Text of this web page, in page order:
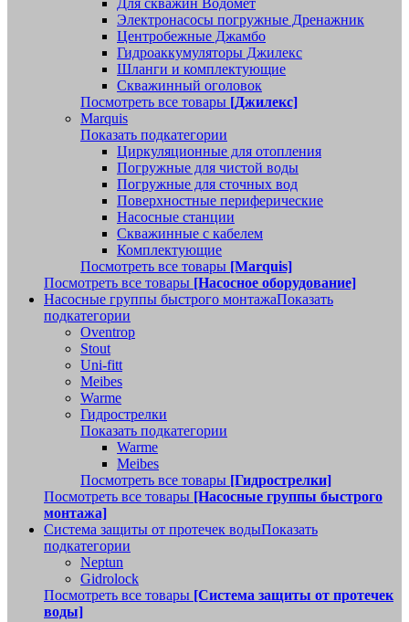
Для скважин Водомет
Электронасосы погружные Дренажник
Центробежные Джамбо
Гидроаккумуляторы Джилекс
Шланги и комплектующие
Скважинный оголовок
Посмотреть все товары [Джилекс]
Marquis
Показать подкатегории
Циркуляционные для отопления
Погружные для чистой воды
Погружные для сточных вод
Поверхностные периферические
Насосные станции
Скважинные с кабелем
Комплектующие
Посмотреть все товары [Marquis]
Посмотреть все товары [Насосное оборудование]
Насосные группы быстрого монтажаПоказать
подкатегории
Oventrop
Stout
Uni-fitt
Meibes
Warme
Гидрострелки
Показать подкатегории
Warme
Meibes
Посмотреть все товары [Гидрострелки]
Посмотреть все товары [Насосные группы быстрого
монтажа]
Система защиты от протечек водыПоказать
подкатегории
Neptun
Gidrolock
Посмотреть все товары [Система защиты от протечек
воды]